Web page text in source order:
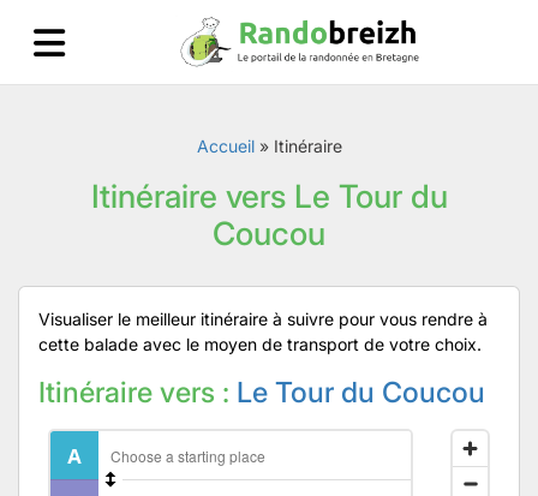
Accueil» Itinéraire
Itinéraire vers Le Tour du
Coucou
Visualiser le meilleur itinéraire à suivre pour vous rendre à
cette balade avec le moyen de transport de votre choix.
Itinéraire vers : Le Tour du Coucou